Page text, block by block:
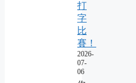
打
字
比
賽！
2026-
07-
06